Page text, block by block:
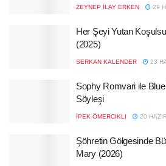
ZEYNEP İLAY ERKEN 29
Her Şeyi Yutan
(2025)
SERKAN KALENDER 23
Sophy Romvari ile
Söyleşi
İPEK ÖMERCIKLI 20
Şöhretin Gölgesinde
Mary (2026)